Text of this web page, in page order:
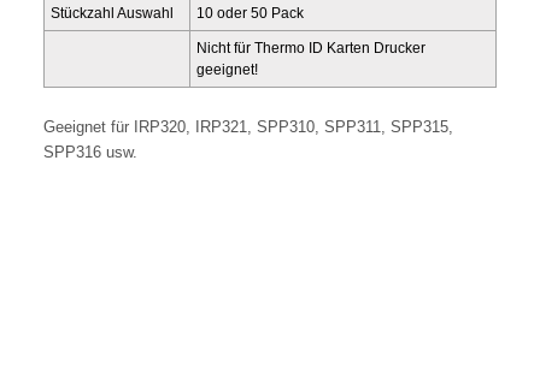
Stückzahl Auswahl 10 oder 50 Pack
Nicht für Thermo ID Karten Drucker
geeignet!
Geeignet für IRP320, IRP321, SPP310, SPP311, SPP315,
SPP316 usw.